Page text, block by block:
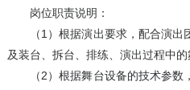
岗位职责说明：
（1）根据演出要求，配合演出
及装台、拆台、排练、演出过程中的
（2）根据舞台设备的技术参数